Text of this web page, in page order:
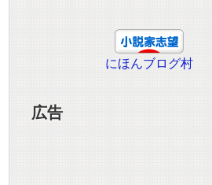
にほんブログ村
広告